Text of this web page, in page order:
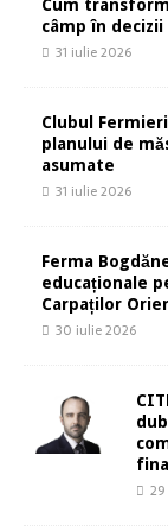
Cum
câmp în
31 iulie 2026
Clubul
planului de
asumate
31 iulie 2026
Ferma
educaționale
Carpaților
30 iulie 2026